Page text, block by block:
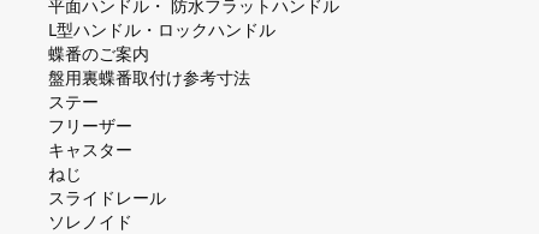
平⾯ハンドル・ 防⽔フラットハンドル
L型ハンドル・ロックハンドル
蝶番のご案内
盤⽤裏蝶番取付け参考⼨法
ステー
フリーザー
キャスター
ねじ
スライドレール
ソレノイド